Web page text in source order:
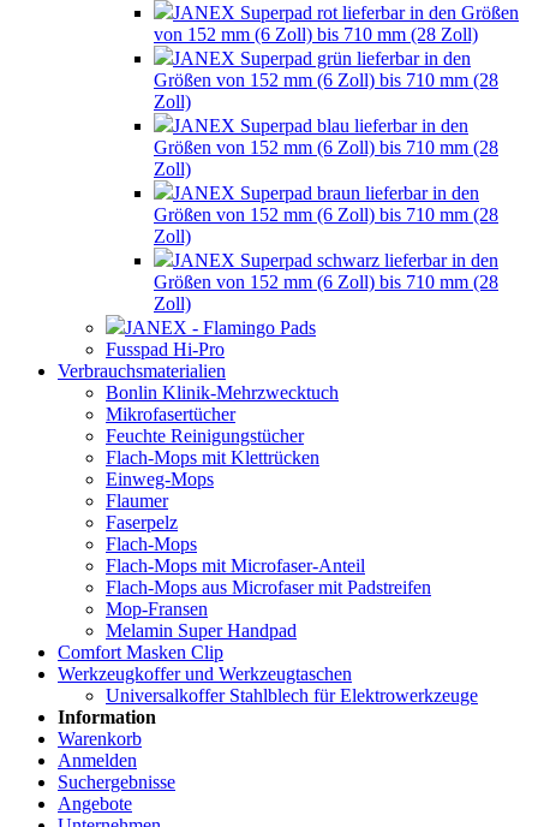
JANEX Superpad rot lieferbar in den Größen
von 152 mm (6 Zoll) bis 710 mm (28 Zoll)
JANEX Superpad grün lieferbar in den
Größen von 152 mm (6 Zoll) bis 710 mm (28
Zoll)
JANEX Superpad blau lieferbar in den
Größen von 152 mm (6 Zoll) bis 710 mm (28
Zoll)
JANEX Superpad braun lieferbar in den
Größen von 152 mm (6 Zoll) bis 710 mm (28
Zoll)
JANEX Superpad schwarz lieferbar in den
Größen von 152 mm (6 Zoll) bis 710 mm (28
Zoll)
JANEX - Flamingo Pads
Fusspad Hi-Pro
Verbrauchsmaterialien
Bonlin Klinik-Mehrzwecktuch
Mikrofasertücher
Feuchte Reinigungstücher
Flach-Mops mit Klettrücken
Einweg-Mops
Flaumer
Faserpelz
Flach-Mops
Flach-Mops mit Microfaser-Anteil
Flach-Mops aus Microfaser mit Padstreifen
Mop-Fransen
Melamin Super Handpad
Comfort Masken Clip
Werkzeugkoffer und Werkzeugtaschen
Universalkoffer Stahlblech für Elektrowerkzeuge
Information
Warenkorb
Anmelden
Suchergebnisse
Angebote